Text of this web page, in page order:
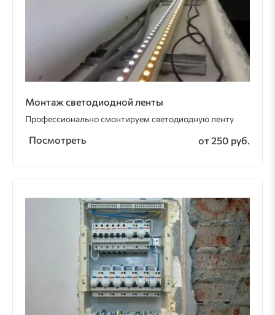
Монтаж светодиодной ленты
Профессионально смонтируем светодиодную ленту
Посмотреть от 250 руб.